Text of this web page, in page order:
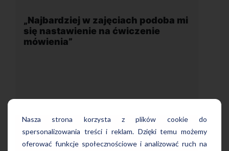
Nasza strona korzysta z plików cookie do
spersonalizowania treści i reklam. Dzięki temu możemy
oferować funkcje społecznościowe i analizować ruch na
podoba mi
„Wygodna, nowoczesna szkoła
położona w dogodnej lokalizacji”